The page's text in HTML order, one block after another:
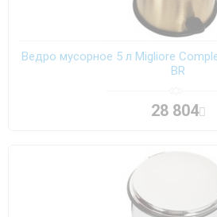
Ведро мусорное 5 л Migliore
BR
28 804